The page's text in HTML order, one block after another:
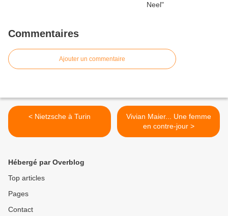
Commentaires
Ajouter un commentaire
< Nietzsche à Turin
Vivian Maier... Une femme
en contre-jour >
Hébergé par Overblog
Top articles
Pages
Contact